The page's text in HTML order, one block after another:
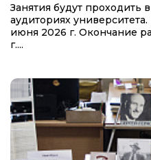
Занятия будут проходить
аудиториях
июня 2026 г. Окончание
г....